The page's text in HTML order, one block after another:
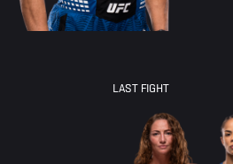
LAST FIGHT